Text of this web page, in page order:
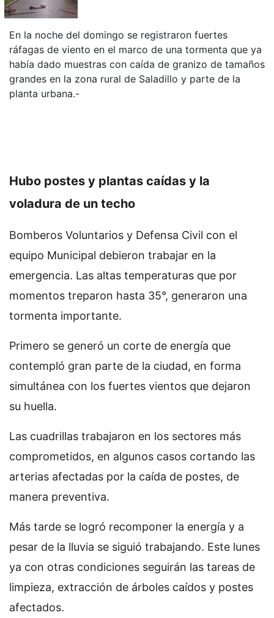
En la noche del domingo se registraron fuertes
ráfagas de viento en el marco de una tormenta que ya
había dado muestras con caída de granizo de tamaños
grandes en la zona rural de Saladillo y parte de la
planta urbana.-
Hubo postes y plantas caídas y la
voladura de un techo
Bomberos Voluntarios y Defensa Civil con el
equipo Municipal debieron trabajar en la
emergencia. Las altas temperaturas que por
momentos treparon hasta 35°, generaron una
tormenta importante.
Primero se generó un corte de energía que
contempló gran parte de la ciudad, en forma
simultánea con los fuertes vientos que dejaron
su huella.
Las cuadrillas trabajaron en los sectores más
comprometidos, en algunos casos cortando las
arterias afectadas por la caída de postes, de
manera preventiva.
Más tarde se logró recomponer la energía y a
pesar de la lluvia se siguió trabajando. Este lunes
ya con otras condiciones seguirán las tareas de
limpieza, extracción de árboles caídos y postes
afectados.